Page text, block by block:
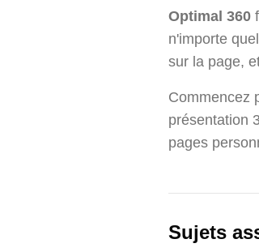
Optimal 360
n'importe
sur la page,
Commencez
présentation
pages
Sujets